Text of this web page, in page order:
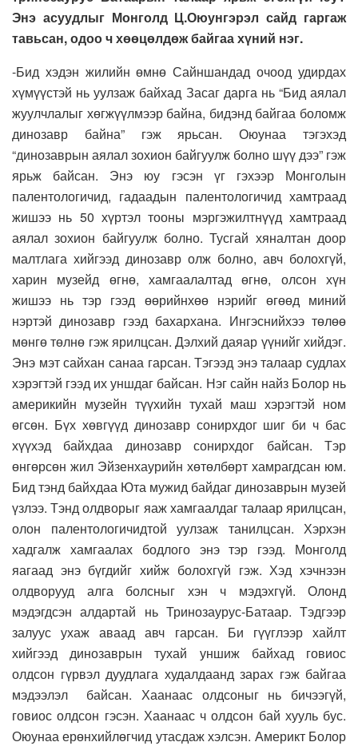
Энэ асуудлыг Монголд Ц.Оюунгэрэл сайд гаргаж
тавьсан, одоо ч хөөцөлдөж байгаа хүний нэг.
-Бид хэдэн жилийн өмнө Сайншандад очоод удирдах
хүмүүстэй нь уулзаж байхад Засаг дарга нь “Бид аялал
жуулчлалыг хөгжүүлмээр байна, бидэнд байгаа боломж
динозавр байна” гэж ярьсан. Оюунаа тэгэхэд
“динозаврын аялал зохион байгуулж болно шүү дээ” гэж
ярьж байсан. Энэ юу гэсэн үг гэхээр Монголын
палентологичид, гадаадын палентологичид хамтраад
жишээ нь 50 хүртэл тооны мэргэжилтнүүд хамтраад
аялал зохион байгуулж болно. Тусгай хяналтан доор
малтлага хийгээд динозавр олж болно, авч болохгүй,
харин музейд өгнө, хамгаалалтад өгнө, олсон хүн
жишээ нь тэр гээд өөрийнхөө нэрийг өгөөд миний
нэртэй динозавр гээд бахархана. Ингэснийхээ төлөө
мөнгө төлнө гэж ярилцсан. Дэлхий даяар үүнийг хийдэг.
Энэ мэт сайхан санаа гарсан. Тэгээд энэ талаар судлах
хэрэгтэй гээд их уншдаг байсан. Нэг сайн найз Болор нь
америкийн музейн түүхийн тухай маш хэрэгтэй ном
өгсөн. Бүх хөвгүүд динозавр сонирхдог шиг би ч бас
хүүхэд байхдаа динозавр сонирхдог байсан. Тэр
өнгөрсөн жил Эйзенхаурийн хөтөлбөрт хамрагдсан юм.
Бид тэнд байхдаа Юта мужид байдаг динозаврын музей
үзлээ. Тэнд олдворыг яаж хамгаалдаг талаар ярилцсан,
олон палентологичидтой уулзаж танилцсан. Хэрхэн
хадгалж хамгаалах бодлого энэ тэр гээд. Монголд
яагаад энэ бүгдийг хийж болохгүй гэж. Хэд хэчнээн
олдворууд алга болсныг хэн ч мэдэхгүй. Олонд
мэдэгдсэн алдартай нь Тринозаурус-Батаар. Тэдгээр
залуус ухаж аваад авч гарсан. Би гүүглээр хайлт
хийгээд динозаврын тухай уншиж байхад говиос
олдсон гүрвэл дуудлага худалдаанд зарах гэж байгаа
мэдээлэл байсан. Хаанаас олдсоныг нь бичээгүй,
говиос олдсон гэсэн. Хаанаас ч олдсон бай хууль бус.
Оюунаа ерөнхийлөгчид утасдаж хэлсэн. Америкт Болор